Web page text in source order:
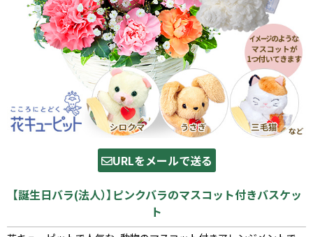
URLをメールで送る
【誕生日バラ(法人）】ピンクバラのマスコット付きバスケッ
ト